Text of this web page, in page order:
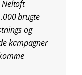
Neltoft
brugte
og
kampagner